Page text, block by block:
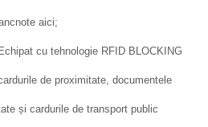
aici;
cu tehnologie RFID BLOCKING
de proximitate, documentele
și cardurile de transport public